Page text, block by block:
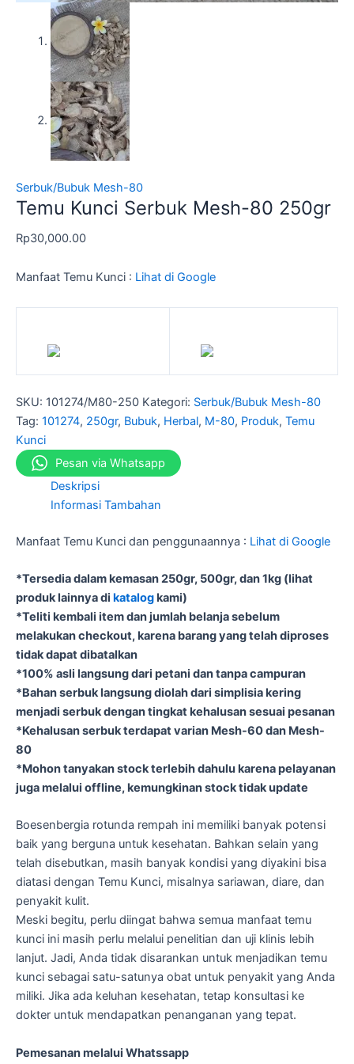
Serbuk/Bubuk Mesh-80
Temu Kunci Serbuk Mesh-80 250gr
Rp30,000.00
Manfaat Temu Kunci : Lihat di Google
SKU: 101274/M80-250 Kategori: Serbuk/Bubuk Mesh-80
Tag: 101274, 250gr, Bubuk, Herbal, M-80, Produk, Temu
Kunci
Pesan via Whatsapp
Deskripsi
Informasi Tambahan
Manfaat Temu Kunci dan penggunaannya : Lihat di Google
*Tersedia dalam kemasan 250gr, 500gr, dan 1kg (lihat
produk lainnya di katalogkami)
*Teliti kembali item dan jumlah belanja sebelum
melakukan checkout, karena barang yang telah diproses
tidak dapat dibatalkan
*100% asli langsung dari petani dan tanpa campuran
*Bahan serbuk langsung diolah dari simplisia kering
menjadi serbuk dengan tingkat kehalusan sesuai pesanan
*Kehalusan serbuk terdapat varian Mesh-60 dan Mesh-
80
*Mohon tanyakan stock terlebih dahulu karena pelayanan
juga melalui offline, kemungkinan stock tidak update
Boesenbergia rotunda rempah ini memiliki banyak potensi
baik yang berguna untuk kesehatan. Bahkan selain yang
telah disebutkan, masih banyak kondisi yang diyakini bisa
diatasi dengan Temu Kunci, misalnya sariawan, diare, dan
penyakit kulit.
Meski begitu, perlu diingat bahwa semua manfaat temu
kunci ini masih perlu melalui penelitian dan uji klinis lebih
lanjut. Jadi, Anda tidak disarankan untuk menjadikan temu
kunci sebagai satu-satunya obat untuk penyakit yang Anda
miliki. Jika ada keluhan kesehatan, tetap konsultasi ke
dokter untuk mendapatkan penanganan yang tepat.
Pemesanan melalui Whatssapp